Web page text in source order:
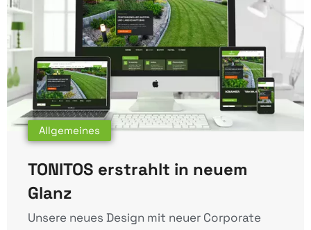
Allgemeines
TONITOS erstrahlt in neuem
Glanz
Unsere neues Design mit neuer Corporate